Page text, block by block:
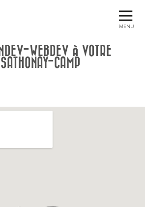
MENU
WEBDEV À VOTRE
CAMP